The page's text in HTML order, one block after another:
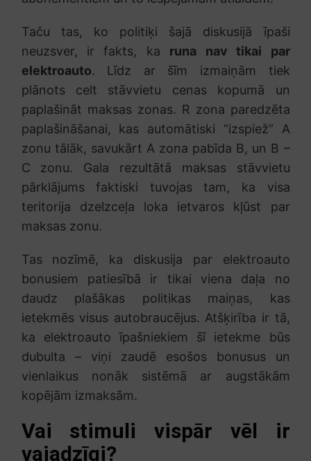
Taču tas, ko politiķi šajā diskusijā īpaši
neuzsver, ir fakts, ka runa nav tikai par
elektroauto. Līdz ar šīm izmaiņām tiek
plānots celt stāvvietu cenas kopumā un
paplašināt maksas zonas. R zona paredzēta
paplašināšanai, kas automātiski “izspiež” A
zonu tālāk, savukārt A zona pabīda B, un B –
C zonu. Gala rezultātā maksas stāvvietu
pārklājums faktiski tuvojas tam, ka visa
teritorija dzelzceļa loka ietvaros kļūst par
maksas zonu.
Tas nozīmē, ka diskusija par elektroauto
bonusiem patiesībā ir tikai viena daļa no
daudz plašākas politikas maiņas, kas
ietekmēs visus autobraucējus. Atšķirība ir tā,
ka elektroauto īpašniekiem šī ietekme būs
dubulta – viņi zaudē esošos bonusus un
vienlaikus nonāk sistēmā ar augstākām
kopējām izmaksām.
Vai stimuli vispār vēl ir
vajadzīgi?